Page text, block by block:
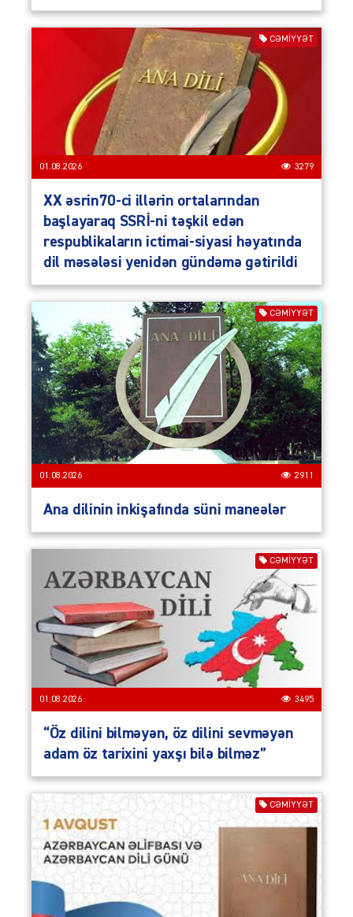
CƏMIYYƏT
01.08.2026 3279
XX əsrin70-ci illərin ortalarından
başlayaraq SSRİ-ni təşkil edən
respublikaların ictimai-siyasi həyatında
dil məsələsi yenidən gündəmə gətirildi
CƏMIYYƏT
01.08.2026 2911
Ana dilinin inkişafında süni maneələr
CƏMIYYƏT
01.08.2026 3495
“Öz dilini bilməyən, öz dilini sevməyən
adam öz tarixini yaxşı bilə bilməz”
CƏMIYYƏT